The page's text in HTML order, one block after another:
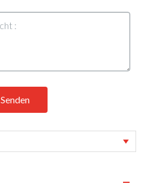
Senden
—